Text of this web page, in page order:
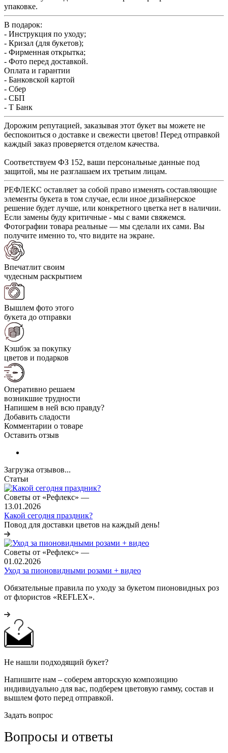
упаковке.
В подарок:
- Инструкция по уходу;
- Кризал (для букетов);
- Фирменная открытка;
- Фото перед доставкой.
Оплата и гарантии
- Банковской картой
- Сбер
- СБП
- Т Банк
Дорожим репутацией, заказывая этот букет вы можете не
беспокоиться о доставке и свежести цветов! Перед отправкой
каждый заказ проверяется отделом качества.
Соответствуем ФЗ 152, ваши персональные данные под
защитой, мы не разглашаем их третьим лицам.
РЕФЛЕКС оставляет за собой право изменять составляющие
элементы букета в том случае, если иное дизайнерское
решение будет лучше, или конкретного цветка нет в наличии.
Если замены буду критичные - мы с вами свяжемся.
Фотографии товара реальные — мы сделали их сами. Вы
получите именно то, что видите на экране.
Впечатлит своим
чудесным раскрытием
Вышлем фото этого
букета до отправки
Кэшбэк за покупку
цветов и подарков
Оперативно решаем
возникшие трудности
Напишем в ней всю правду?
Добавить сладости
Комментарии о товаре
Оставить отзыв
Загрузка отзывов...
Статьи
Советы от «Рефлекс» —
13.01.2026
Какой сегодня праздник?
Повод для доставки цветов на каждый день!
Советы от «Рефлекс» —
01.02.2026
Уход за пионовидными розами + видео
Обязательные правила по уходу за букетом пионовидных роз
от флористов «REFLEX».
Не нашли подходящий букет?
Напишите нам – соберем авторскую композицию
индивидуально для вас, подберем цветовую гамму, состав и
вышлем фото перед отправкой.
Задать вопрос
Вопросы и ответы